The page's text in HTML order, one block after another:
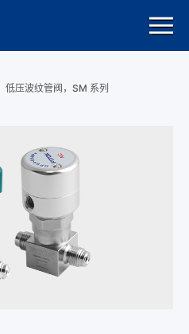
低压波纹管阀，SM 系列